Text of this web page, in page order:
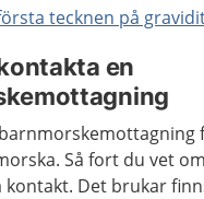
tecknen på
en
Så fort du vet
kontakt. Det brukar